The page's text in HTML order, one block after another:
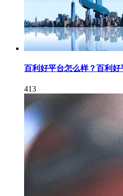
百利好平台怎么样？百利好
413